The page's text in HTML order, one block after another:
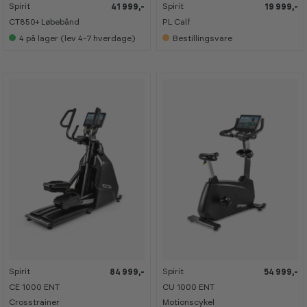
Spirit
CT850+ Løbebånd
41 999,-
4 på lager (lev 4-7 hverdage)
Spirit
PL Calf
19 999,-
Bestillingsvare
Spirit
CE 1000 ENT
Crosstrainer
84 999,-
Spirit
CU 1000 ENT
Motionscykel
54 999,-